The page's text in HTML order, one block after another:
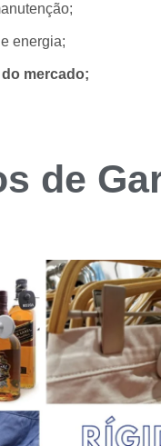
energia;
mercado;
de